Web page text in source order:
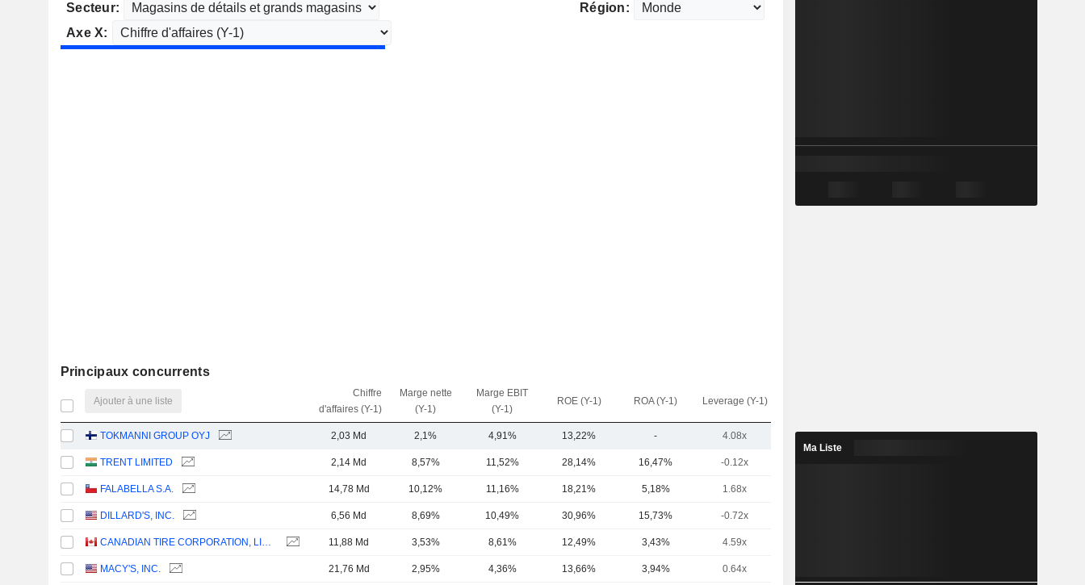
Secteur:
Région:
Axe X:
Principaux concurrents
Ajouter à une liste
Chiffre
d'affaires (Y-1)
Marge nette
(Y-1)
Marge EBIT
(Y-1)
ROE (Y-1) ROA (Y-1) Leverage (Y-1)
TOKMANNI GROUP OYJ 2,03 Md 2,1% 4,91% 13,22% - 4.08x
TRENT LIMITED 2,14 Md 8,57% 11,52% 28,14% 16,47% -0.12x
FALABELLA S.A. 14,78 Md 10,12% 11,16% 18,21% 5,18% 1.68x
DILLARD'S, INC. 6,56 Md 8,69% 10,49% 30,96% 15,73% -0.72x
CANADIAN TIRE CORPORATION, LIMITED 11,88 Md 3,53% 8,61% 12,49% 3,43% 4.59x
MACY'S, INC. 21,76 Md 2,95% 4,36% 13,66% 3,94% 0.64x
Ma Liste